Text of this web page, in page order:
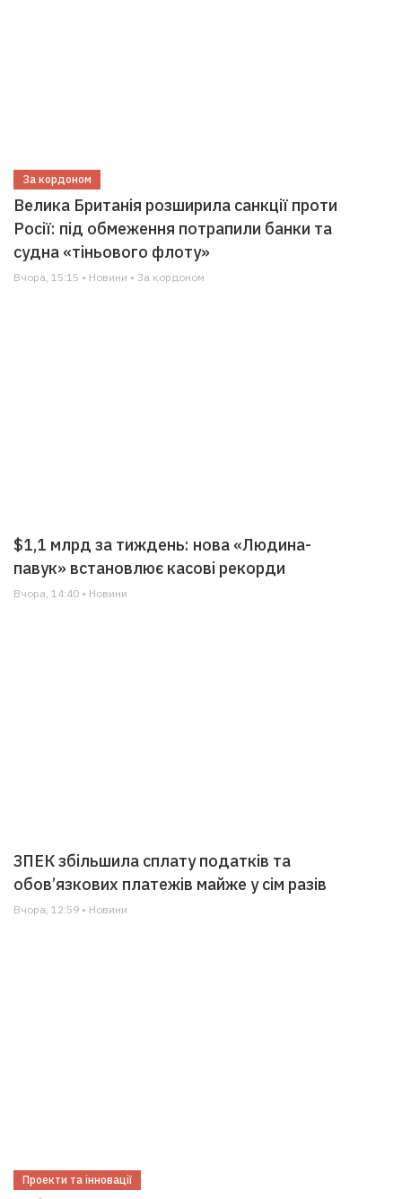
За кордоном
Велика Британія розширила санкції проти
Росії: під обмеження потрапили банки та
судна «тіньового флоту»
Вчора, 15:15 • Новини • За кордоном
$1,1 млрд за тиждень: нова «Людина-
павук» встановлює касові рекорди
Вчора, 14:40 • Новини
ЗПЕК збільшила сплату податків та
обов’язкових платежів майже у сім разів
Вчора, 12:59 • Новини
Проекти та інновації